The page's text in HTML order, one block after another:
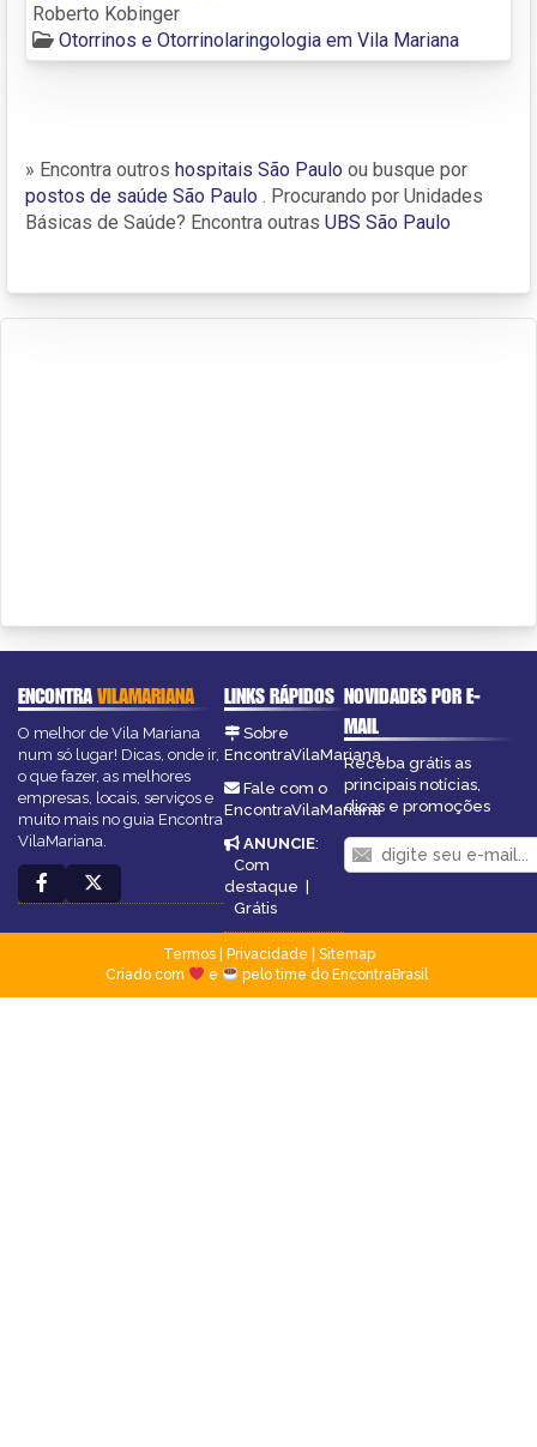
Roberto Kobinger
Otorrinos e Otorrinolaringologia em Vila Mariana
» Encontra outros hospitais São Paulo ou busque por
postos de saúde São Paulo . Procurando por Unidades
Básicas de Saúde? Encontra outras UBS São Paulo
ENCONTRAVILAMARIANA
O melhor de Vila Mariana
num só lugar! Dicas, onde ir,
o que fazer, as melhores
empresas, locais, serviços e
muito mais no guia Encontra
VilaMariana.
LINKS RÁPIDOS
Sobre
EncontraVilaMariana
Fale com o
EncontraVilaMariana
ANUNCIE:
Com
destaque |
Grátis
NOVIDADES POR E-
MAIL
Receba grátis as
principais notícias,
dicas e promoções
Termos| Privacidade
Sitemap
Criado com
e pelo time do EncontraBrasil